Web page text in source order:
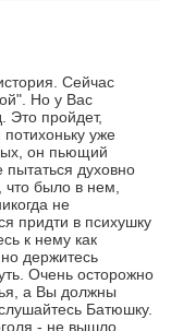
Сейчас
Но у Вас
Это пройдет,
уже
он пьющий
духовно
что было в нем,
не
придти в психушку
к нему как
держитесь
Очень осторожно
а Вы должны
Батюшку.
- не вышло,